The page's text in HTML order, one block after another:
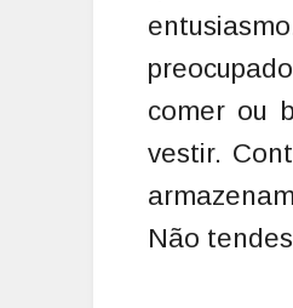
comer ou
vestir.
Não